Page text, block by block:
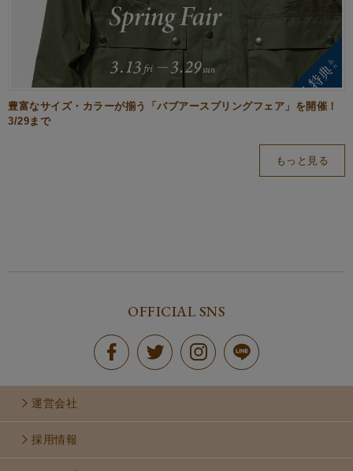
豊富なサイズ・カラーが揃う「バブアースプリングフェア」を開催！
3/29まで
もっと見る
OFFICIAL SNS
運営会社
採用情報